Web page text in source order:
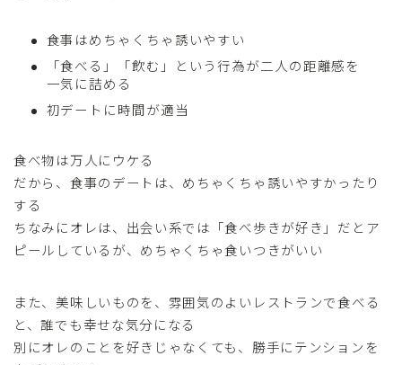
食事はめちゃくちゃ誘いやすい
「食べる」「飲む」という行為が二人の距離感を
一気に詰める
初デートに時間が適当
食べ物は万人にウケる
だから、食事のデートは、めちゃくちゃ誘いやすかったり
する
ちなみにオレは、出会い系では「食べ歩きが好き」だとア
ピールしているが、めちゃくちゃ食いつきがいい
また、美味しいものを、雰囲気のよいレストランで食べる
と、誰でも幸せな気分になる
別にオレのことを好きじゃなくても、勝手にテンションを